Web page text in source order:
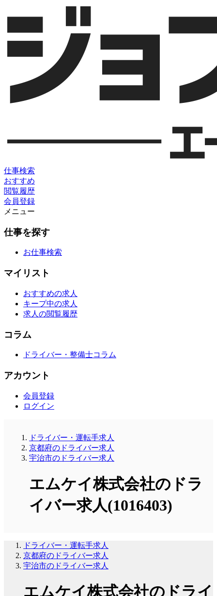
仕事検索
おすすめ
閲覧履歴
会員登録
メニュー
仕事を探す
お仕事検索
マイリスト
おすすめの求人
キープ中の求人
求人の閲覧履歴
コラム
ドライバー・整備士コラム
アカウント
会員登録
ログイン
ドライバー・運転手求人
京都府のドライバー求人
宇治市のドライバー求人
エムケイ株式会社のドラ
イバー求人(1016403)
ドライバー・運転手求人
京都府のドライバー求人
宇治市のドライバー求人
エムケイ株式会社のドライ